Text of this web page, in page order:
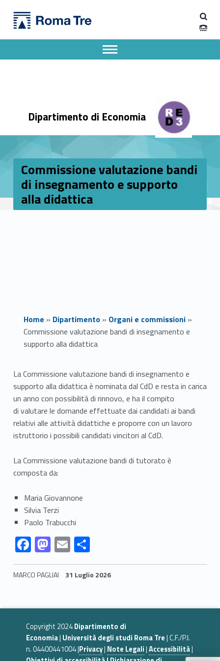
Commissione valutazione bandi di insegnamento e supporto alla didattica - Dipartimento di Economia
Dipartimento di Economia
Apri il menu secondario
Header info sidebar
Commissione valutazione bandi
di insegnamento e supporto
alla didattica
Home » Dipartimento» Organi e commissioni»
Commissione valutazione bandi di insegnamento e
supporto alla didattica
C
o
m
m
i
s
s
i
o
n
e
a
La Commissione valutazione bandi di insegnamento e
supporto alla didattica è nominata dal CdD e resta in carica
un anno con possibilità di rinnovo, e ha il compito
di valutare le domande effettuate dai candidati ai bandi
relativi alle attività didattiche e proporre con un lavoro
istruttorio i possibili candidati vincitori al CdD.
La Commissione valutazione bandi di tutorato è
composta da:
Maria Giovannone
Silvia Terzi
Paolo Trabucchi
Link identifier #identifier__148459-1
F
ac
e
o
o
k
Link identifier #identifier__190660-2 M
as
to
o
n
Link identifier #identifier__195645-3 E
m
ai
Link identifier #identifier__89313-4 C
o
n
vi
di
MARCO PAGLIAI 31 Luglio 2026
Copyright 2024Dipartimento di
Economia| Università degli studi Roma Tre| C.F./P.I.
n. 04400441004 |Privacy| Note Legali|Accessibilità|